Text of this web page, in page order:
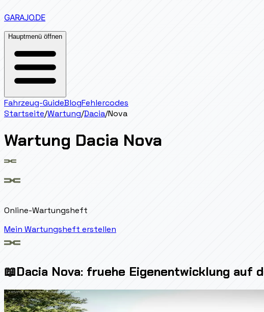
GARAJO.DE
Hauptmenü öffnen
Fahrzeug-GuideBlogFehlercodes
Startseite/Wartung/Dacia/Nova
Wartung Dacia Nova
Online-Wartungsheft
Mein Wartungsheft erstellen
📖Dacia Nova: fruehe Eigenentwicklung auf